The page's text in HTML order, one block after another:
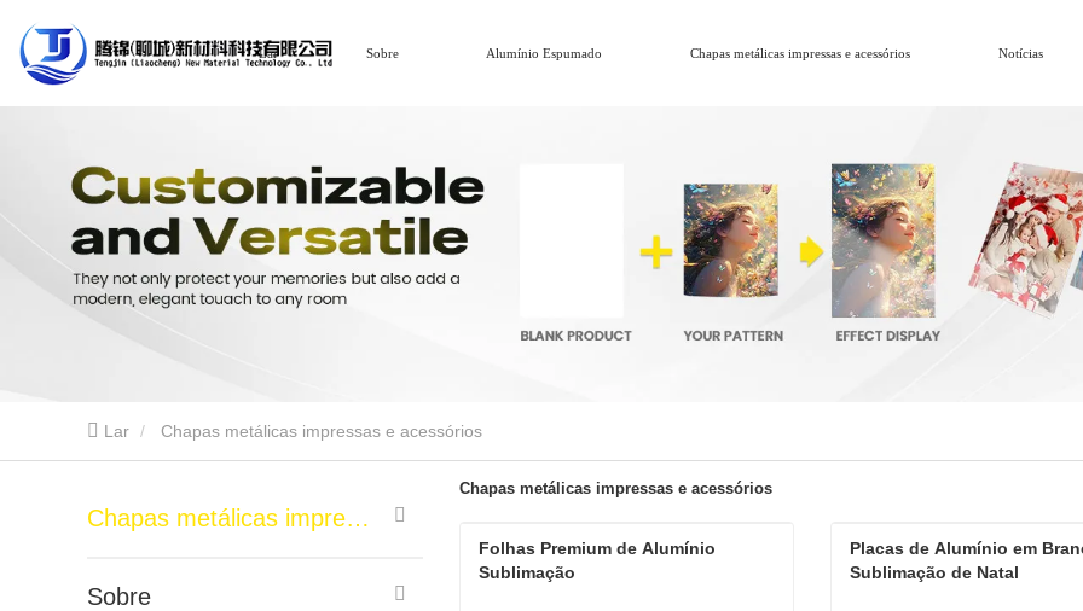
Lar Sobre Alumínio Espumado Chapas metálicas impressas e acessórios Notícias
Lar Chapas metálicas impressas e acessórios
Chapas metálicas impressas e acessórios
Sobre
Chapas metálicas impressas e acessórios
Folhas Premium de Alumínio
Sublimação
Placas de Alumínio em
Sublimação de Natal